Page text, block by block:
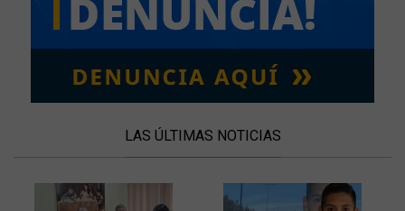
LAS ÚLTIMAS NOTICIAS